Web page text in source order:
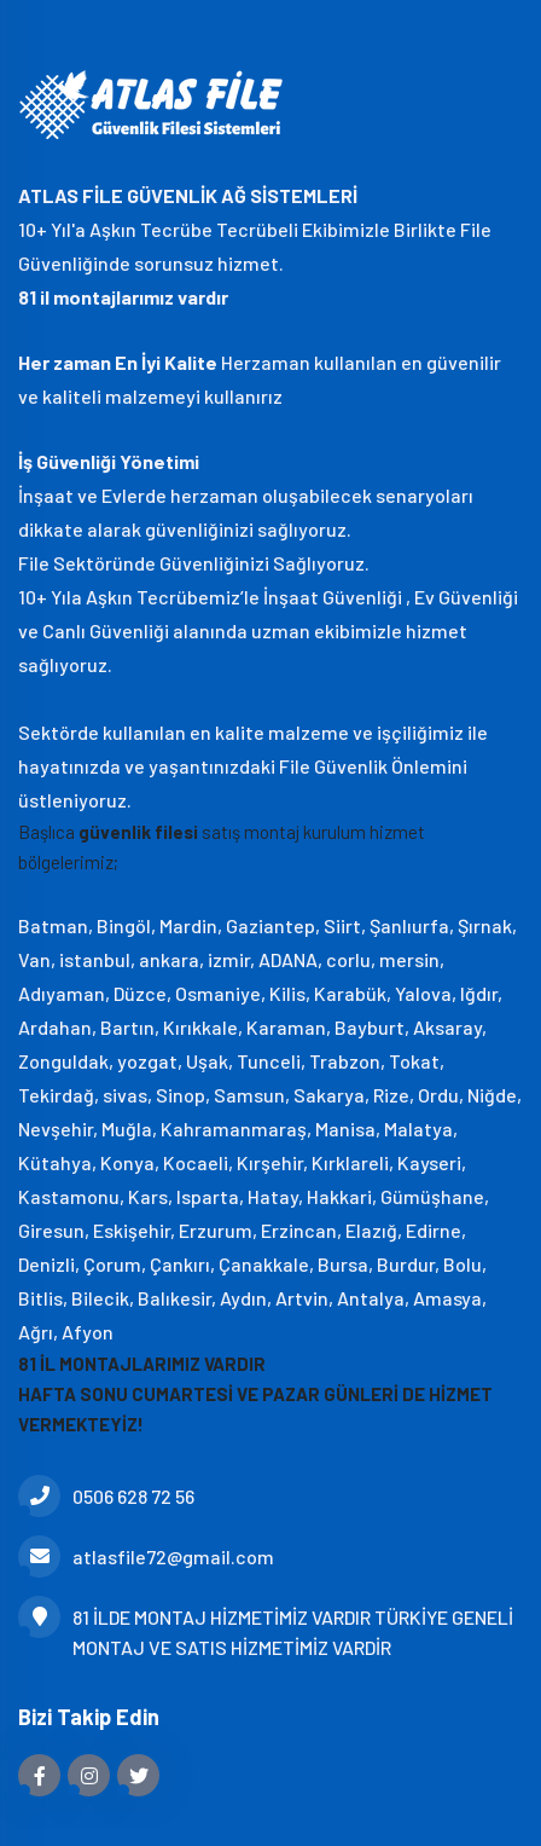
ATLAS FİLE GÜVENLİK AĞ SİSTEMLERİ
10+ Yıl'a Aşkın Tecrübe Tecrübeli Ekibimizle Birlikte File
Güvenliğinde sorunsuz hizmet.
81 il montajlarımız vardır
Her zaman En İyi Kalite Herzaman kullanılan en güvenilir
ve kaliteli malzemeyi kullanırız
İş Güvenliği Yönetimi
İnşaat ve Evlerde herzaman oluşabilecek senaryoları
dikkate alarak güvenliğinizi sağlıyoruz.
File Sektöründe Güvenliğinizi Sağlıyoruz.
10+ Yıla Aşkın Tecrübemiz’le İnşaat Güvenliği , Ev Güvenliği
ve Canlı Güvenliği alanında uzman ekibimizle hizmet
sağlıyoruz.
Sektörde kullanılan en kalite malzeme ve işçiliğimiz ile
hayatınızda ve yaşantınızdaki File Güvenlik Önlemini
üstleniyoruz.
Başlıca güvenlik filesi satış montaj kurulum hizmet
bölgelerimiz;
Batman, Bingöl, Mardin, Gaziantep, Siirt, Şanlıurfa, Şırnak,
Van, istanbul, ankara, izmir, ADANA, corlu, mersin,
Adıyaman, Düzce, Osmaniye, Kilis, Karabük, Yalova, Iğdır,
Ardahan, Bartın, Kırıkkale, Karaman, Bayburt, Aksaray,
Zonguldak, yozgat, Uşak, Tunceli, Trabzon, Tokat,
Tekirdağ, sivas, Sinop, Samsun, Sakarya, Rize, Ordu, Niğde,
Nevşehir, Muğla, Kahramanmaraş, Manisa, Malatya,
Kütahya, Konya, Kocaeli, Kırşehir, Kırklareli, Kayseri,
Kastamonu, Kars, Isparta, Hatay, Hakkari, Gümüşhane,
Giresun, Eskişehir, Erzurum, Erzincan, Elazığ, Edirne,
Denizli, Çorum, Çankırı, Çanakkale, Bursa, Burdur, Bolu,
Bitlis, Bilecik, Balıkesir, Aydın, Artvin, Antalya, Amasya,
Ağrı, Afyon
81 İL MONTAJLARIMIZ VARDIR
HAFTA SONU CUMARTESİ VE PAZAR GÜNLERİ DE HİZMET
VERMEKTEYİZ!
0506 628 72 56
atlasfile72@gmail.com
81 İLDE MONTAJ HİZMETİMİZ VARDIR TÜRKİYE GENELİ
MONTAJ VE SATIS HİZMETİMİZ VARDİR
Bizi Takip Edin